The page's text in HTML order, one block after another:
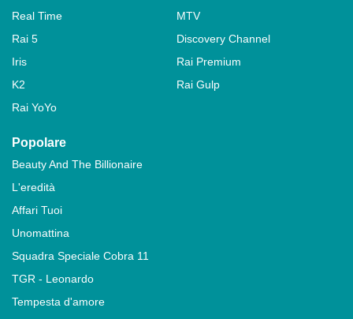
Real Time
MTV
Rai 5
Discovery Channel
Iris
Rai Premium
K2
Rai Gulp
Rai YoYo
Popolare
Beauty And The Billionaire
L'eredità
Affari Tuoi
Unomattina
Squadra Speciale Cobra 11
TGR - Leonardo
Tempesta d'amore